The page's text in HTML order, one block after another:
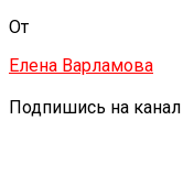
От
Елена Варламова
Подпишись на канал